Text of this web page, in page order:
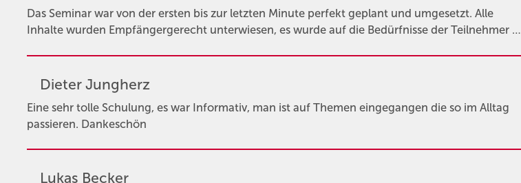
Das Seminar war von der ersten bis zur letzten Minute perfekt geplant und umgesetzt. Alle
Inhalte wurden Empfängergerecht unterwiesen, es wurde auf die Bedürfnisse der Teilnehmer …
Dieter Jungherz
Eine sehr tolle Schulung, es war Informativ, man ist auf Themen eingegangen die so im Alltag
passieren. Dankeschön
Lukas Becker